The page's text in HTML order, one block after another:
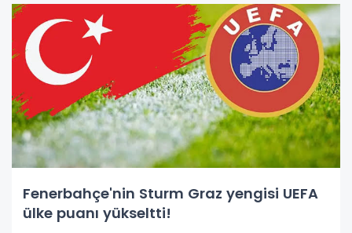
Fenerbahçe'nin Sturm Graz yengisi UEFA
ülke puanı yükseltti!